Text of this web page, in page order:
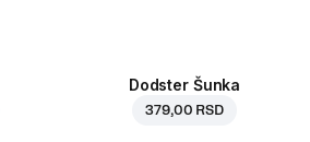
Dodster Šunka
379,00 RSD